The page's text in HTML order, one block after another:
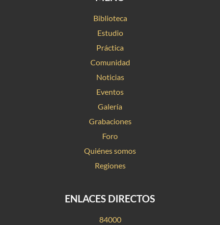
Biblioteca
Estudio
Práctica
Comunidad
Noticias
Eventos
Galería
Grabaciones
Foro
Quiénes somos
Regiones
ENLACES DIRECTOS
84000